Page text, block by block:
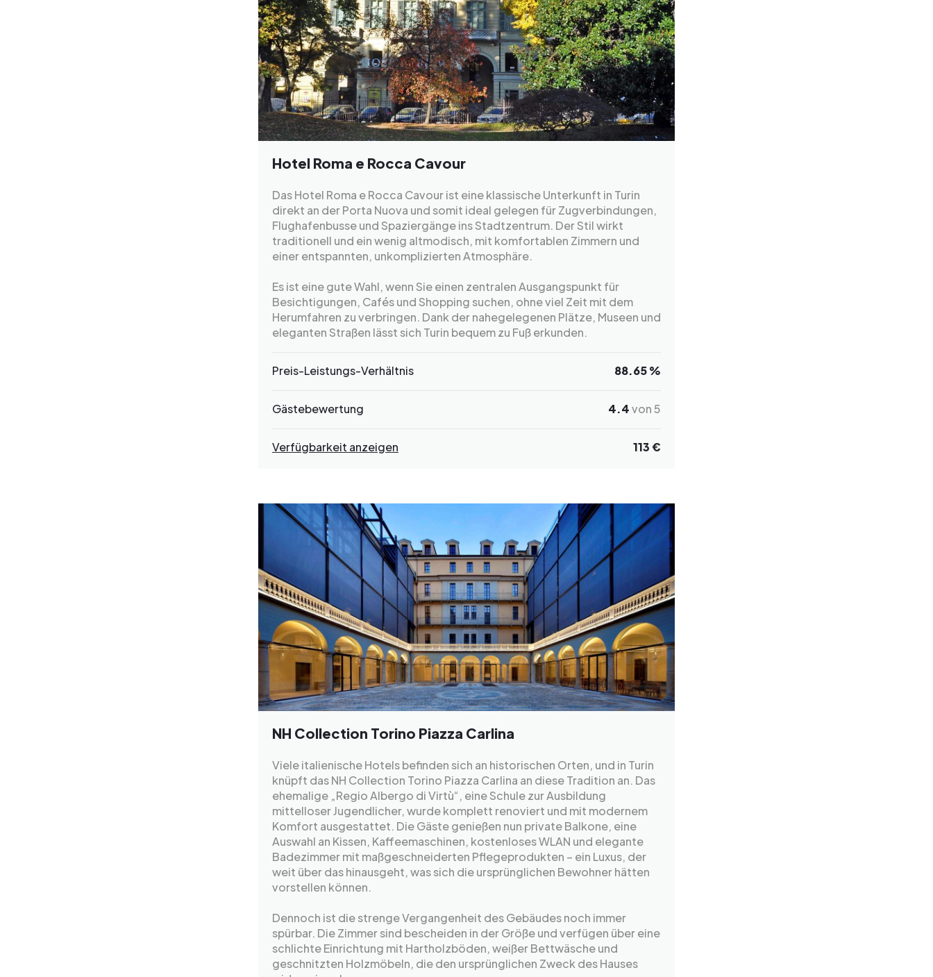
Hotel Roma e Rocca Cavour
Das Hotel Roma e Rocca Cavour ist eine klassische Unterkunft in Turin
direkt an der Porta Nuova und somit ideal gelegen für Zugverbindungen,
Flughafenbusse und Spaziergänge ins Stadtzentrum. Der Stil wirkt
traditionell und ein wenig altmodisch, mit komfortablen Zimmern und
einer entspannten, unkomplizierten Atmosphäre.
Es ist eine gute Wahl, wenn Sie einen zentralen Ausgangspunkt für
Besichtigungen, Cafés und Shopping suchen, ohne viel Zeit mit dem
Herumfahren zu verbringen. Dank der nahegelegenen Plätze, Museen und
eleganten Straßen lässt sich Turin bequem zu Fuß erkunden.
Preis-Leistungs-Verhältnis 88.65 %
Gästebewertung 4.4von 5
Verfügbarkeit anzeigen 113 €
NH Collection Torino Piazza Carlina
Viele italienische Hotels befinden sich an historischen Orten, und in Turin
knüpft das NH Collection Torino Piazza Carlina an diese Tradition an. Das
ehemalige „Regio Albergo di Virtù“, eine Schule zur Ausbildung
mittelloser Jugendlicher, wurde komplett renoviert und mit modernem
Komfort ausgestattet. Die Gäste genießen nun private Balkone, eine
Auswahl an Kissen, Kaffeemaschinen, kostenloses WLAN und elegante
Badezimmer mit maßgeschneiderten Pflegeprodukten – ein Luxus, der
weit über das hinausgeht, was sich die ursprünglichen Bewohner hätten
vorstellen können.
Dennoch ist die strenge Vergangenheit des Gebäudes noch immer
spürbar. Die Zimmer sind bescheiden in der Größe und verfügen über eine
schlichte Einrichtung mit Hartholzböden, weißer Bettwäsche und
geschnitzten Holzmöbeln, die den ursprünglichen Zweck des Hauses